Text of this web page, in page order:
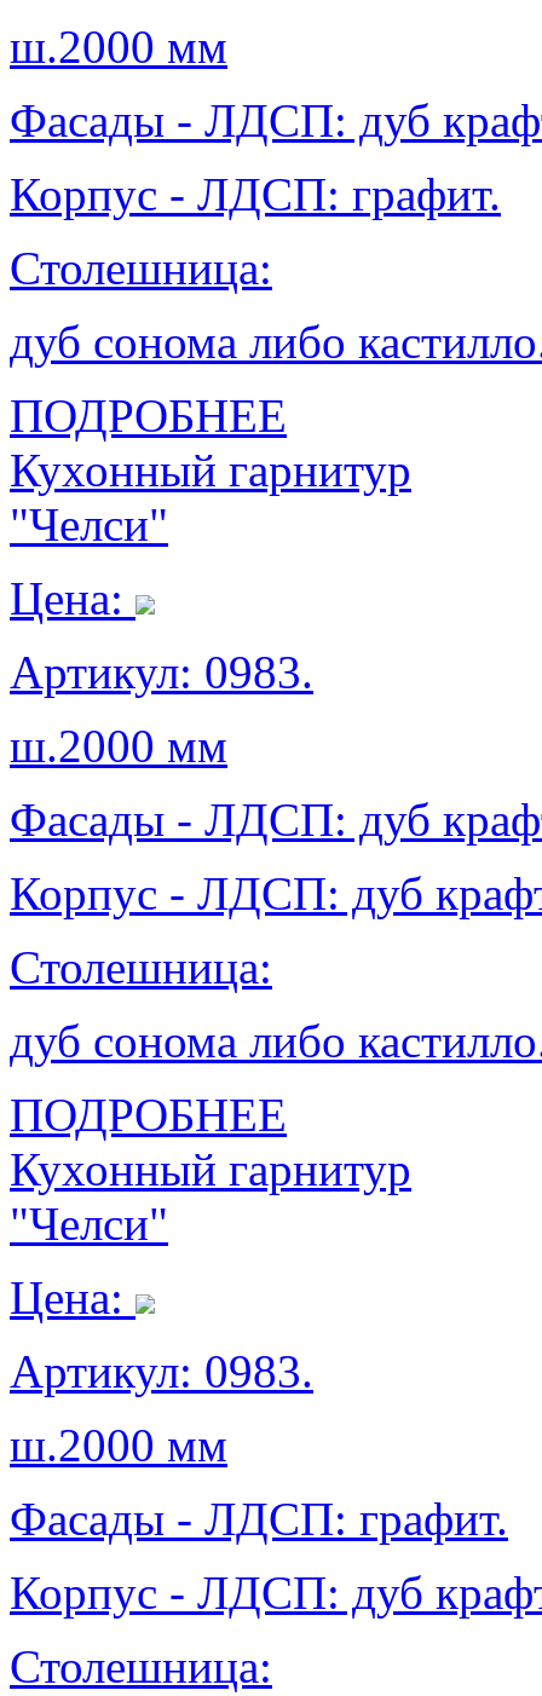
ш.2000 мм
Фасады - ЛДСП: дуб
Корпус - ЛДСП: графит.
Столешница:
дуб сонома либо
ПОДРОБНЕЕ
Кухонный гарнитур
"Челси"
Цена:
Артикул: 0983.
ш.2000 мм
Фасады - ЛДСП: дуб
Корпус - ЛДСП: дуб
Столешница:
дуб сонома либо
ПОДРОБНЕЕ
Кухонный гарнитур
"Челси"
Цена:
Артикул: 0983.
ш.2000 мм
Фасады - ЛДСП: графит.
Корпус - ЛДСП: дуб
Столешница: